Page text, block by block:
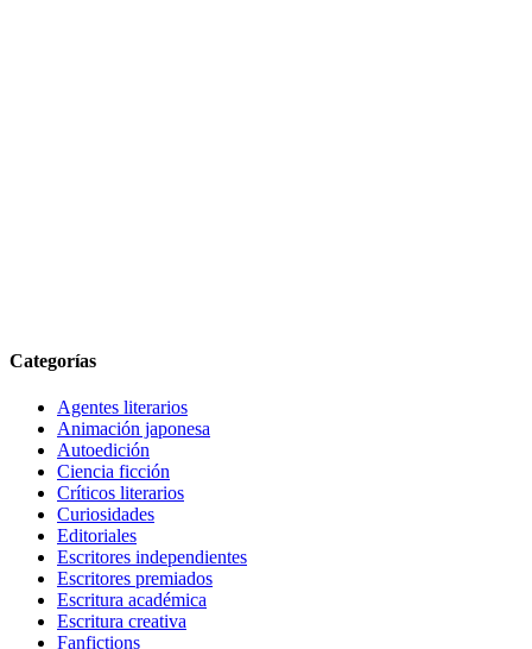
Categorías
Agentes literarios
Animación japonesa
Autoedición
Ciencia ficción
Críticos literarios
Curiosidades
Editoriales
Escritores independientes
Escritores premiados
Escritura académica
Escritura creativa
Fanfictions